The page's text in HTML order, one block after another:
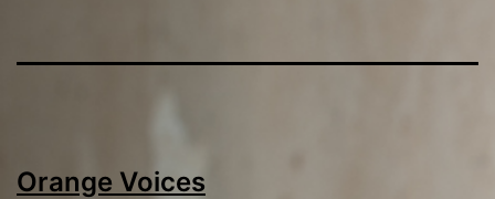
Orange Voices